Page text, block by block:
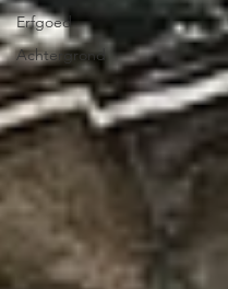
Erfgoed
Achtergrond